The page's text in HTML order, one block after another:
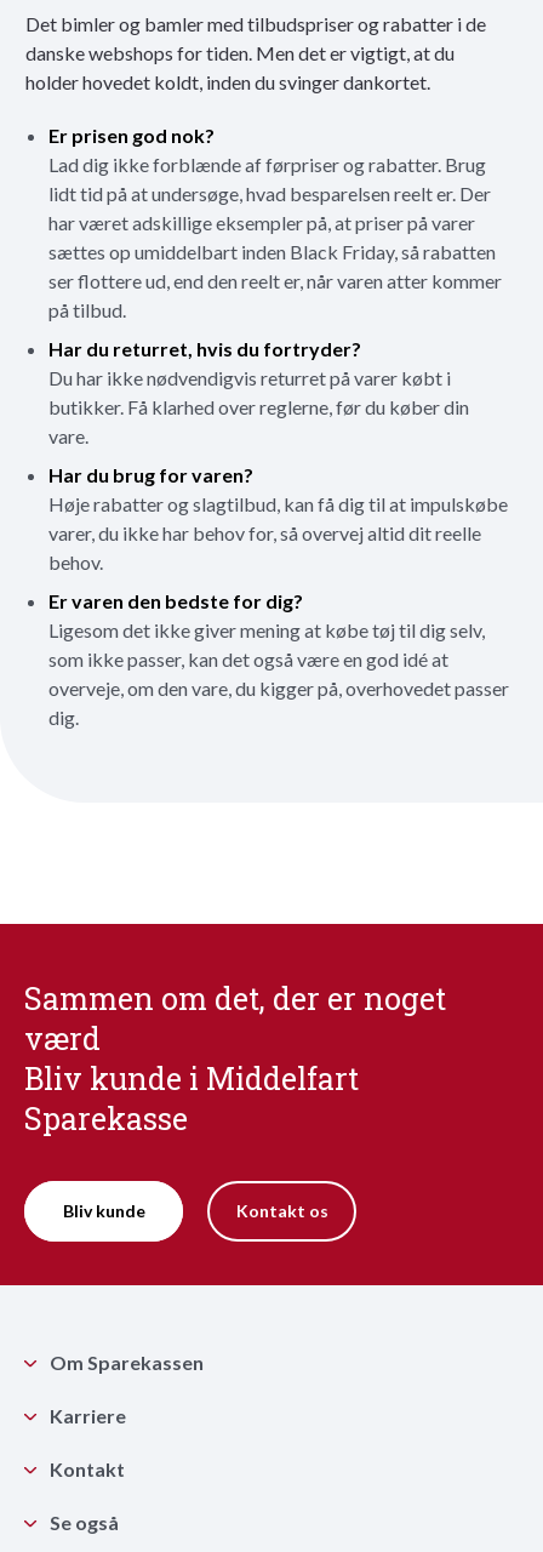
Det bimler og bamler med tilbudspriser og rabatter i de
danske webshops for tiden. Men det er vigtigt, at du
holder hovedet koldt, inden du svinger dankortet.
Er prisen god nok?
Lad dig ikke forblænde af førpriser og rabatter. Brug
lidt tid på at undersøge, hvad besparelsen reelt er. Der
har været adskillige eksempler på, at priser på varer
sættes op umiddelbart inden Black Friday, så rabatten
ser flottere ud, end den reelt er, når varen atter kommer
på tilbud.
Har du returret, hvis du fortryder?
Du har ikke nødvendigvis returret på varer købt i
butikker. Få klarhed over reglerne, før du køber din
vare.
Har du brug for varen?
Høje rabatter og slagtilbud, kan få dig til at impulskøbe
varer, du ikke har behov for, så overvej altid dit reelle
behov.
Er varen den bedste for dig?
Ligesom det ikke giver mening at købe tøj til dig selv,
som ikke passer, kan det også være en god idé at
overveje, om den vare, du kigger på, overhovedet passer
dig.
Sammen om det, der er noget
værd
Bliv kunde i Middelfart
Sparekasse
Bliv kunde Kontakt os
Om Sparekassen
Karriere
Kontakt
Se også